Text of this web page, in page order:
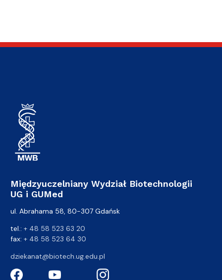
Międzyuczelniany Wydział Biotechnologii
UG i GUMed
ul. Abrahama 58, 80-307 Gdańsk
tel.: + 48 58 523 63 20
fax: + 48 58 523 64 30
dziekanat@biotech.ug.edu.pl